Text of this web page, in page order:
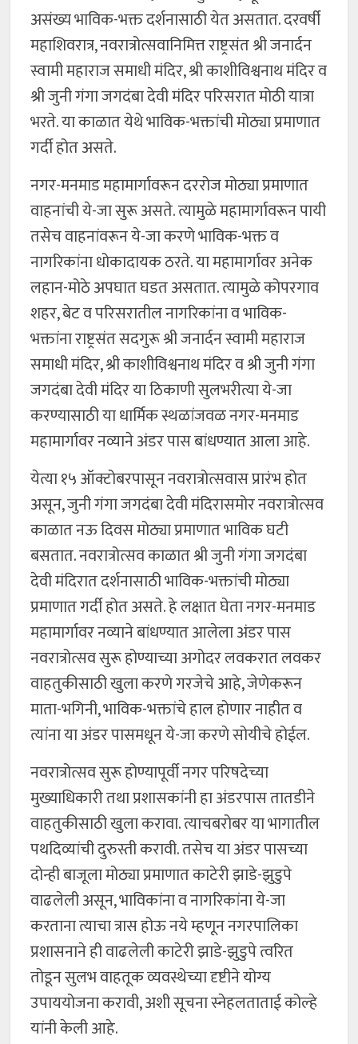
असंख्य भाविक-भक्त दर्शनासाठी येत असतात. दरवर्षी
महाशिवरात्र, नवरात्रोत्सवानिमित्त राष्ट्रसंत श्री जनार्दन
स्वामी महाराज समाधी मंदिर, श्री काशीविश्वनाथ मंदिर व
श्री जुनी गंगा जगदंबा देवी मंदिर परिसरात मोठी यात्रा
भरते. या काळात येथे भाविक-भक्तांची मोठ्या प्रमाणात
गर्दी होत असते.
नगर-मनमाड महामार्गावरून दररोज मोठ्या प्रमाणात
वाहनांची ये-जा सुरू असते. त्यामुळे महामार्गावरून पायी
तसेच वाहनांवरून ये-जा करणे भाविक-भक्त व
नागरिकांना धोकादायक ठरते. या महामार्गावर अनेक
लहान-मोठे अपघात घडत असतात. त्यामुळे कोपरगाव
शहर, बेट व परिसरातील नागरिकांना व भाविक-
भक्तांना राष्ट्रसंत सदगुरू श्री जनार्दन स्वामी महाराज
समाधी मंदिर, श्री काशीविश्वनाथ मंदिर व श्री जुनी गंगा
जगदंबा देवी मंदिर या ठिकाणी सुलभरीत्या ये-जा
करण्यासाठी या धार्मिक स्थळांजवळ नगर-मनमाड
महामार्गावर नव्याने अंडर पास बांधण्यात आला आहे.
येत्या १५ ऑक्टोबरपासून नवरात्रोत्सवास प्रारंभ होत
असून, जुनी गंगा जगदंबा देवी मंदिरासमोर नवरात्रोत्सव
काळात नऊ दिवस मोठ्या प्रमाणात भाविक घटी
बसतात. नवरात्रोत्सव काळात श्री जुनी गंगा जगदंबा
देवी मंदिरात दर्शनासाठी भाविक-भक्तांची मोठ्या
प्रमाणात गर्दी होत असते. हे लक्षात घेता नगर-मनमाड
महामार्गावर नव्याने बांधण्यात आलेला अंडर पास
नवरात्रोत्सव सुरू होण्याच्या अगोदर लवकरात लवकर
वाहतुकीसाठी खुला करणे गरजेचे आहे, जेणेकरून
माता-भगिनी, भाविक-भक्तांचे हाल होणार नाहीत व
त्यांना या अंडर पासमधून ये-जा करणे सोयीचे होईल.
नवरात्रोत्सव सुरू होण्यापूर्वी नगर परिषदेच्या
मुख्याधिकारी तथा प्रशासकांनी हा अंडरपास तातडीने
वाहतुकीसाठी खुला करावा. त्याचबरोबर या भागातील
पथदिव्यांची दुरुस्ती करावी. तसेच या अंडर पासच्या
दोन्ही बाजूला मोठ्या प्रमाणात काटेरी झाडे-झुडुपे
वाढलेली असून, भाविकांना व नागरिकांना ये-जा
करताना त्याचा त्रास होऊ नये म्हणून नगरपालिका
प्रशासनाने ही वाढलेली काटेरी झाडे-झुडुपे त्वरित
तोडून सुलभ वाहतूक व्यवस्थेच्या दृष्टीने योग्य
उपाययोजना करावी, अशी सूचना स्नेहलताताई कोल्हे
यांनी केली आहे.